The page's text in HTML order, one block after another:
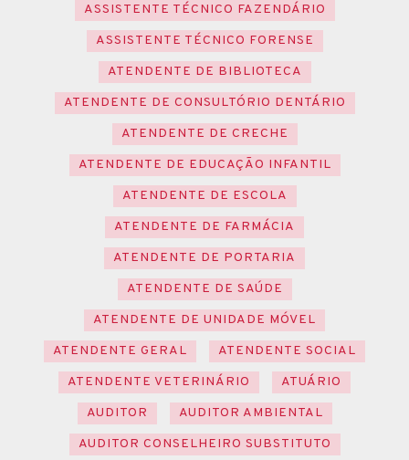
ASSISTENTE TÉCNICO FAZENDÁRIO
ASSISTENTE TÉCNICO FORENSE
ATENDENTE DE BIBLIOTECA
ATENDENTE DE CONSULTÓRIO DENTÁRIO
ATENDENTE DE CRECHE
ATENDENTE DE EDUCAÇÃO INFANTIL
ATENDENTE DE ESCOLA
ATENDENTE DE FARMÁCIA
ATENDENTE DE PORTARIA
ATENDENTE DE SAÚDE
ATENDENTE DE UNIDADE MÓVEL
ATENDENTE GERAL
ATENDENTE SOCIAL
ATENDENTE VETERINÁRIO
ATUÁRIO
AUDITOR
AUDITOR AMBIENTAL
AUDITOR CONSELHEIRO SUBSTITUTO